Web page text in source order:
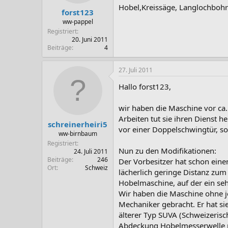
forst123
ww-pappel
Registriert
20. Juni 2011
Beiträge
4
Hobel,Kreissäge,
schreinerheiri5
ww-birnbaum
Registriert
24. Juli 2011
Beiträge
246
Ort
Schweiz
27. Juli 2011
Hallo forst123,
wir haben die Maschine vor
Arbeiten tut sie ihren Dienst
vor einer Doppelschwingtür,
Nun zu den Modifikationen:
Der Vorbesitzer hat schon
lächerlich geringe Distanz
Hobelmaschine, auf der ein
Wir haben die Maschine ohne
Mechaniker gebracht. Er hat
älterer Typ SUVA
Abdeckung